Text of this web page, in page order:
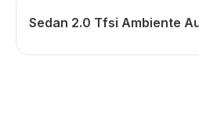
Sedan 2.0 Tfsi Ambiente